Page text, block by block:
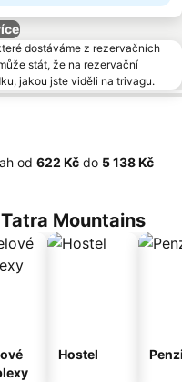
dostáváme z rezervačních
stát, že na rezervační
jakou jste viděli na trivagu.
od ‎622 Kč do ‎5 138 Kč
Mountains
Hostel